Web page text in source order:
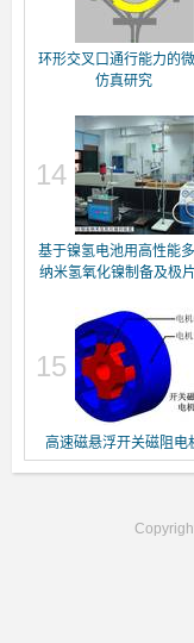
环形交叉口通行能力的
仿真研究
14
基于镍氢电池用高性能
纳米氢氧化镍制备及极
15
高速磁悬浮开关磁阻电